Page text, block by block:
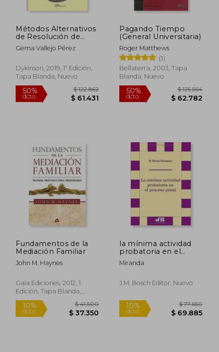
Métodos Alternativos
de Resolución de
Conflictos en
Derecho Romano.
la Mediación
Gema Vallejo Pérez
Dykinson, 2019, 1ª Edición,
Tapa Blanda, Nuevo
Pagando Tiempo
(General Universitaria)
Roger Matthews
(1)
Bellaterra, 2003, Tapa
Blanda, Nuevo
Fundamentos de la
Mediación Familiar
John M. Haynes
Gaia Ediciones, 2012, 1
Edición, Tapa Blanda,
Nuevo
la mínima actividad
probatoria en el
proceso penal.
Miranda
J.m. Bosch Editor, Nuevo